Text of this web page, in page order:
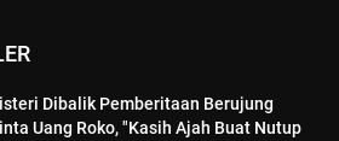
Dibalik Pemberitaan Berujung
Uang Roko, "Kasih Ajah Buat Nutup